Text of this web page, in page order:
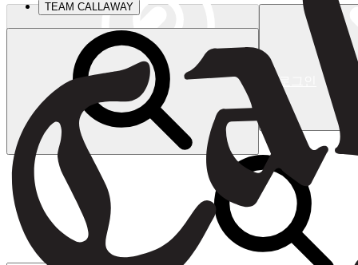
로그인
장바구니
TEAM CALLAWAY